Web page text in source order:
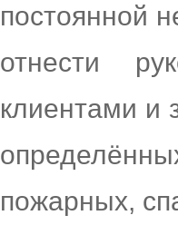
постоянной
отнести
клиентами и
пожарных,